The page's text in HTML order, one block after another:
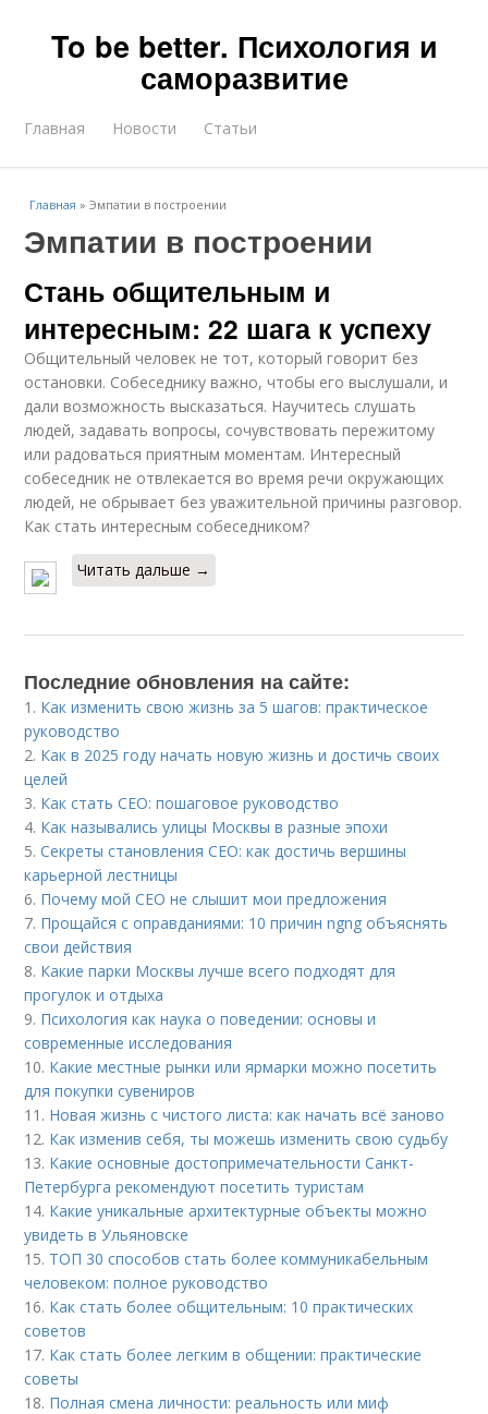
To be better. Психология и
саморазвитие
Главная Новости Статьи
Главная »Эмпатии в построении
Эмпатии в построении
Стань общительным и
интересным: 22 шага к успеху
Общительный человек не тот, который говорит без
остановки. Собеседнику важно, чтобы его выслушали, и
дали возможность высказаться. Научитесь слушать
людей, задавать вопросы, сочувствовать пережитому
или радоваться приятным моментам. Интересный
собеседник не отвлекается во время речи окружающих
людей, не обрывает без уважительной причины разговор.
Как стать интересным собеседником?
Читать дальше →
Последние обновления на сайте:
1. Как изменить свою жизнь за 5 шагов: практическое
руководство
2. Как в 2025 году начать новую жизнь и достичь своих
целей
3. Как стать CEO: пошаговое руководство
4. Как назывались улицы Москвы в разные эпохи
5.Секреты становления CEO: как достичь вершины
карьерной лестницы
6. Почему мой СЕО не слышит мои предложения
7. Прощайся с оправданиями: 10 причин ngng объяснять
свои действия
8. Какие парки Москвы лучше всего подходят для
прогулок и отдыха
9. Психология как наука о поведении: основы и
современные исследования
10. Какие местные рынки или ярмарки можно посетить
для покупки сувениров
11. Новая жизнь с чистого листа: как начать всё заново
12. Как изменив себя, ты можешь изменить свою судьбу
13. Какие основные достопримечательности Санкт-
Петербурга рекомендуют посетить туристам
14. Какие уникальные архитектурные объекты можно
увидеть в Ульяновске
15. ТОП 30 способов стать более коммуникабельным
человеком: полное руководство
16. Как стать более общительным: 10 практических
советов
17. Как стать более легким в общении: практические
советы
18. Полная смена личности: реальность или миф